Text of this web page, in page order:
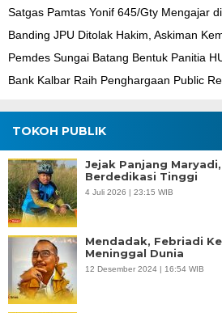
Satgas Pamtas Yonif 645/Gty Mengajar
Banding JPU Ditolak Hakim, Askiman
Pemdes Sungai Batang Bentuk Panitia
Bank Kalbar Raih Penghargaan Public
TOKOH PUBLIK
Jejak Panjang
Berdedikasi Tinggi
4 Juli 2026 | 23:15 WIB
Mendadak, Febriadi
Meninggal Dunia
12 Desember 2024 | 16:54 WIB